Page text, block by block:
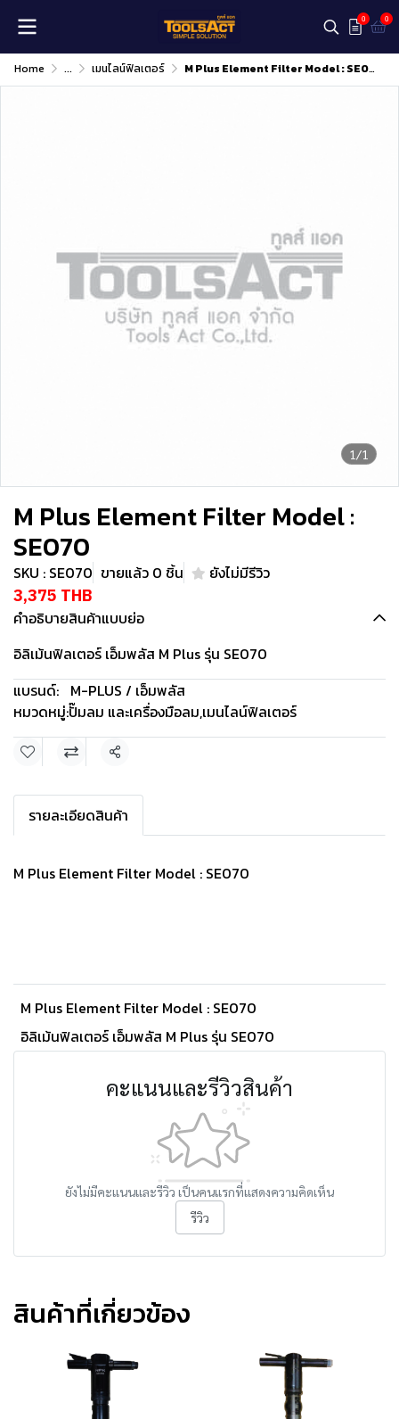
0 0
Home ... เมนไลน์ฟิลเตอร์ M Plus Element Filter Model : SE070
1/1
M Plus Element Filter Model :
SE070
SKU : SE070 ขายแล้ว 0 ชิ้น ยังไม่มีรีวิว
3,375 THB
คำอธิบายสินค้าแบบย่อ
อิลิเม้นฟิลเตอร์ เอ็มพลัส M Plus รุ่น SE070
แบรนด์: M-PLUS / เอ็มพลัส
หมวดหมู่:ปั๊มลม และเครื่องมือลม,เมนไลน์ฟิลเตอร์
แชร์
รายละเอียดสินค้า
M Plus Element Filter Model : SE070
M Plus Element Filter Model : SE070
อิลิเม้นฟิลเตอร์ เอ็มพลัส M Plus รุ่น SE070
คะแนนและรีวิวสินค้า
ยังไม่มีคะแนนและรีวิว เป็นคนแรกที่แสดงความคิดเห็น
รีวิว
สินค้าที่เกี่ยวข้อง